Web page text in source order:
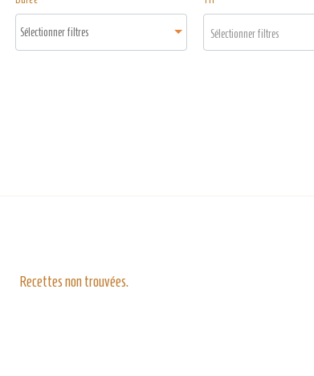
Sélectionner filtres
Recettes non trouvées.